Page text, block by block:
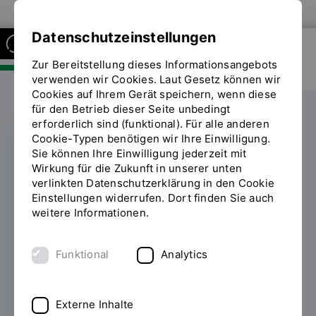
FAKULTÄT SOZIAL- UND
GESUNDHEITSWISSENSCHAFTEN
EUROPAVOX CAMPUS
Brücken bauen mit
Musik: OTH
Regensburg bot
25.04.2025Großer Andrang beim Finale
Datenschutzeinstellungen
Zur Bereitstellung dieses Informationsangebots
verwenden wir Cookies. Laut Gesetz können wir
Cookies auf Ihrem Gerät speichern, wenn diese
für den Betrieb dieser Seite unbedingt
erforderlich sind (funktional). Für alle anderen
Cookie-Typen benötigen wir Ihre Einwilligung.
Sie können Ihre Einwilligung jederzeit mit
Wirkung für die Zukunft in unserer unten
verlinkten Datenschutzerklärung in den Cookie
Einstellungen widerrufen. Dort finden Sie auch
weitere Informationen.
Funktional Analytics
Externe Inhalte